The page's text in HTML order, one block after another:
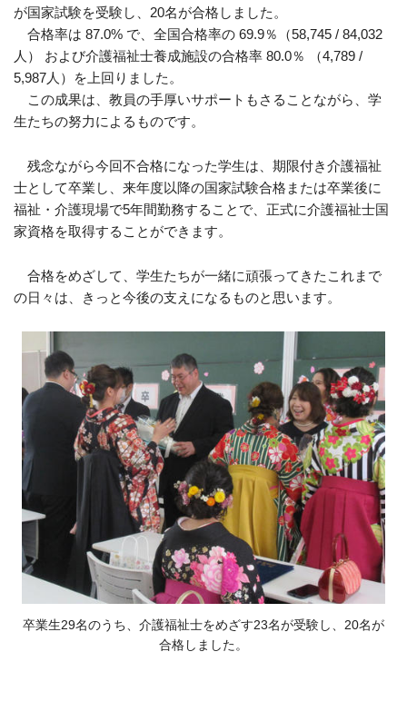
が国家試験を受験し、20名が合格しました。
合格率は 87.0% で 、全国合格率の 69.9％（58,745 / 84,032
人） および介護福祉士養成施設の合格率 80.0％ （4,789 /
5,987人）を上回りました。
この成果は、教員の手厚いサポートもさることながら、学
生たちの努力によるものです。
残念ながら今回不合格になった学生は、期限付き介護福祉
士として卒業し、来年度以降の国家試験合格または卒業後に
福祉・介護現場で5年間勤務することで、正式に介護福祉士国
家資格を取得することができます。
合格をめざして、学生たちが一緒に頑張ってきたこれまで
の日々は、きっと今後の支えになるものと思います。
卒業生29名のうち、介護福祉士をめざす23名が受験し、20名が
合格しました。